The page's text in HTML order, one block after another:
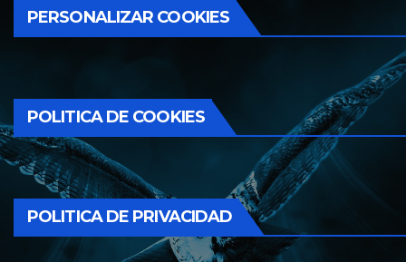
PERSONALIZAR COOKIES
POLITICA DE COOKIES
POLITICA DE PRIVACIDAD